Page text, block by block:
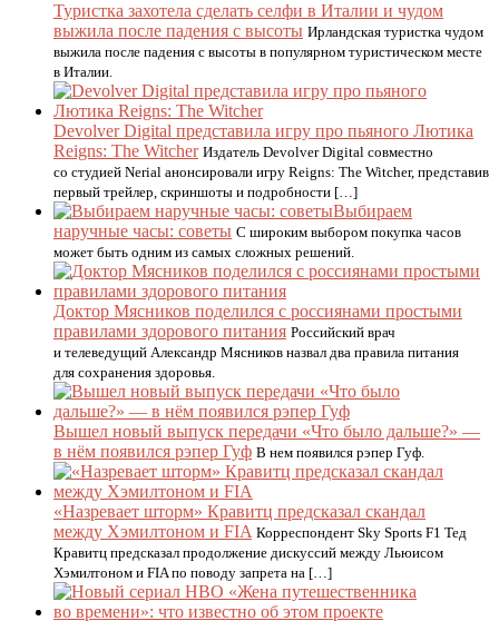
Туристка захотела сделать селфи в Италии и чудом
выжила после падения с высоты Ирландская туристка чудом
выжила после падения с высоты в популярном туристическом месте
в Италии.
Devolver Digital представила игру про пьяного Лютика
Reigns: The Witcher Издатель Devolver Digital совместно
со студией Nerial анонсировали игру Reigns: The Witcher, представив
первый трейлер, скриншоты и подробности […]
Выбираем
наручные часы: советы С широким выбором покупка часов
может быть одним из самых сложных решений.
Доктор Мясников поделился с россиянами простыми
правилами здорового питания Российский врач
и телеведущий Александр Мясников назвал два правила питания
для сохранения здоровья.
Вышел новый выпуск передачи «Что было дальше?» —
в нём появился рэпер Гуф В нем появился рэпер Гуф.
«Назревает шторм» Кравитц предсказал скандал
между Хэмилтоном и FIA Корреспондент Sky Sports F1 Тед
Кравитц предсказал продолжение дискуссий между Льюисом
Хэмилтоном и FIA по поводу запрета на […]